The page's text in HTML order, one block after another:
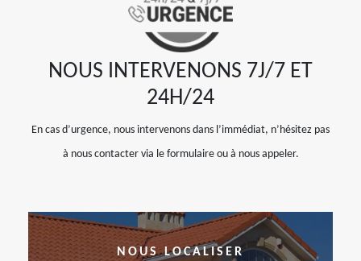
NOUS INTERVENONS 7J/7 ET
24H/24
En cas d’urgence, nous intervenons dans l’immédiat, n’hésitez pas
à nous contacter via le formulaire ou à nous appeler.
NOUS LOCALISER